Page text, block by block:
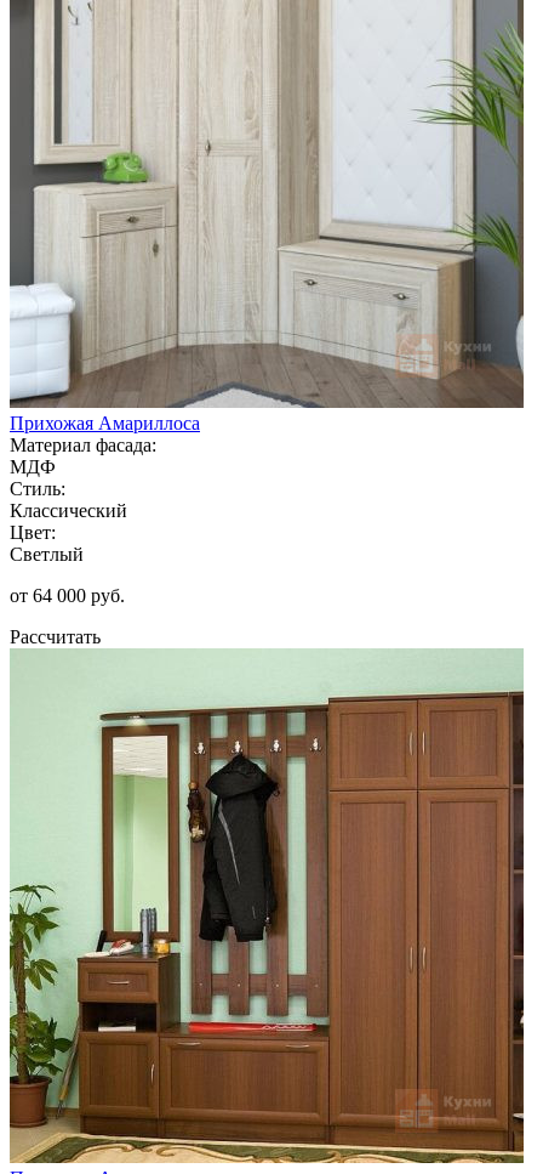
Прихожая Амариллоса
Материал фасада:
МДФ
Стиль:
Классический
Цвет:
Светлый
от 64 000 руб.
Рассчитать